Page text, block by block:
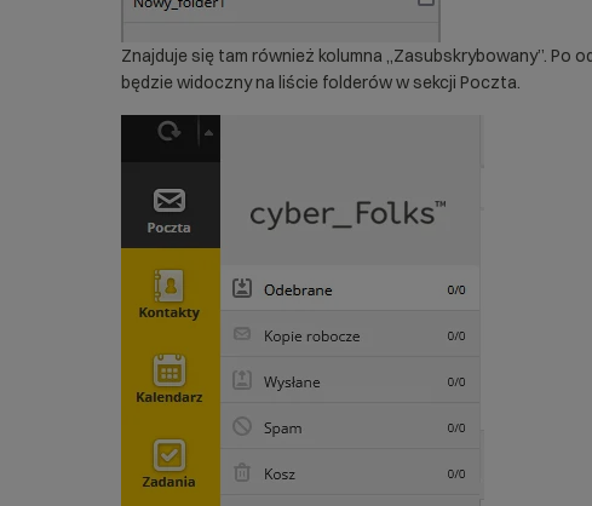
Znajduje się tam również kolumna „Zasubskrybowany”. Po
będzie widoczny na liście folderów w sekcji Poczta.